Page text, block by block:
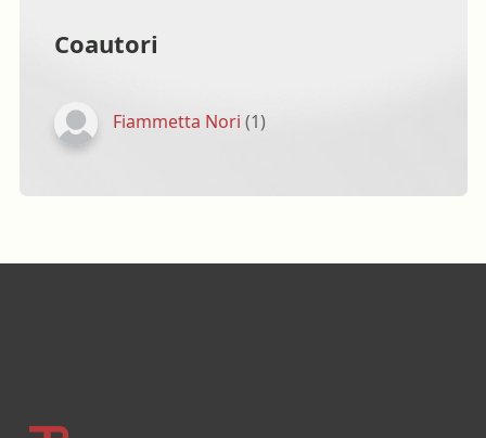
Coautori
Fiammetta Nori (1)